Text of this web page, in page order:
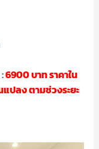
6900บาท ราคาใน
ปลง ตามช่วงระยะ